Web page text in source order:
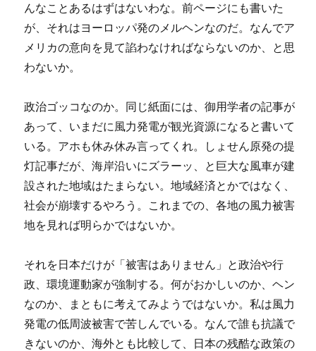
んなことあるはずはないわな。前ページにも書いた
が、それはヨーロッパ発のメルヘンなのだ。なんでア
メリカの意向を見て諂わなければならないのか、と思
わないか。
政治ゴッコなのか。同じ紙面には、御用学者の記事が
あって、いまだに風力発電が観光資源になると書いて
いる。アホも休み休み言ってくれ。しょせん原発の提
灯記事だが、海岸沿いにズラーッ、と巨大な風車が建
設された地域はたまらない。地域経済とかではなく、
社会が崩壊するやろう。これまでの、各地の風力被害
地を見れば明らかではないか。
それを日本だけが「被害はありません」と政治や行
政、環境運動家が強制する。何がおかしいのか、ヘン
なのか、まともに考えてみようではないか。私は風力
発電の低周波被害で苦しんでいる。なんで誰も抗議で
きないのか、海外とも比較して、日本の残酷な政策の